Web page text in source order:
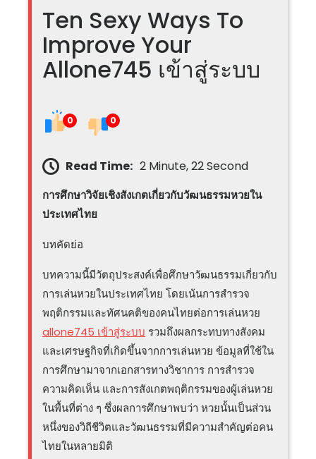
Ten Sexy Ways To
Improve Your
Allone745 เข้าสู่ระบบ
0 0
Read Time: 2 Minute, 22 Second
การศึกษาวิจัยเชิงสังเกตเกี่ยวกับวัฒนธรรมหวยใน
ประเทศไทย
บทคัดย่อ
บทความนี้มีวัตถุประสงค์เพื่อศึกษาวัฒนธรรมเกี่ยวกับ
การเล่นหวยในประเทศไทย โดยเน้นการสำรวจ
พฤติกรรมและทัศนคติของคนไทยต่อการเล่นหวย
allone745 เข้าสู่ระบบ รวมถึงผลกระทบทางสังคม
และเศรษฐกิจที่เกิดขึ้นจากการเล่นหวย ข้อมูลที่ใช้ใน
การศึกษามาจากเอกสารทางวิชาการ การสำรวจ
ความคิดเห็น และการสังเกตพฤติกรรมของผู้เล่นหวย
ในพื้นที่ต่าง ๆ ซึ่งผลการศึกษาพบว่า หวยนั้นเป็นส่วน
หนึ่งของวิถีชีวิตและวัฒนธรรมที่มีความสำคัญต่อคน
ไทยในหลายมิติ